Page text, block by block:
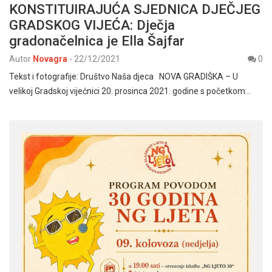
KONSTITUIRAJUĆA SJEDNICA DJEČJEG
GRADSKOG VIJEĆA: Dječja
gradonačelnica je Ella Šajfar
Autor Novagra - 22/12/2021
0
Tekst i fotografije: Društvo Naša djeca NOVA GRADIŠKA – U
velikoj Gradskoj vijećnici 20. prosinca 2021. godine s početkom…